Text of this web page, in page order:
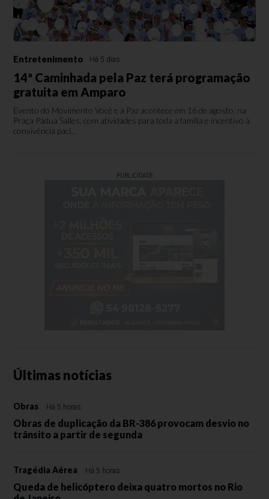
Entretenimento Há 5 dias
14ª Caminhada pela Paz terá programação
gratuita em Amparo
Evento do Movimento Você e a Paz acontece em 16 de agosto, na
Praça Pádua Salles, com atividades para toda a família e incentivo à
convivência pací...
PUBLICIDADE
Últimas notícias
Obras Há 5 horas
Obras de duplicação da BR-386 provocam desvio no
trânsito a partir de segunda
Tragédia Aérea Há 5 horas
Queda de helicóptero deixa quatro mortos no Rio